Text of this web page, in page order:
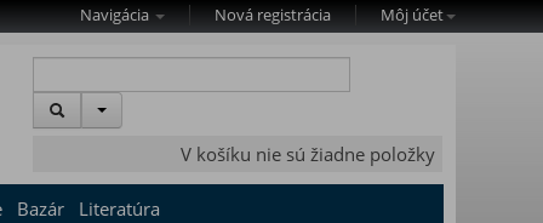
Navigácia Nová registrácia Môj účet
V košíku nie sú žiadne položky
Bazár Literatúra